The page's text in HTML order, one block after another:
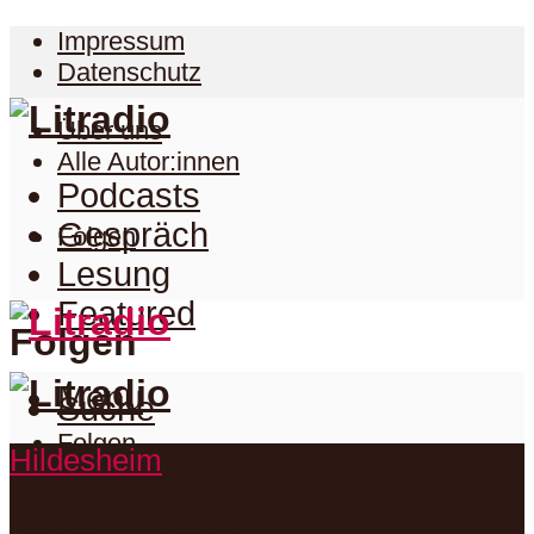
Impressum
Datenschutz
Über uns
Alle Autor:innen
Folgen
Folgen
Folgen
Facebook
Podcasts
Gespräch
Lesung
Featured
Menu
Suche
Podcasts
Hildesheim